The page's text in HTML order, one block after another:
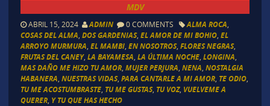
MDV
ABRIL 15, 2024 ADMIN 0 COMMENTS ALMA ROCA
COSAS DEL ALMA DOS GARDENIAS, EL AMOR DE MI BOHIO, EL
ARROYO MURMURA EL MAMBI, EN NOSOTROS, FLORES NEGRAS,
FRUTAS DEL CANEY, LA BAYAMESA LA ÚLTIMA NOCHE, LONGINA
MAS DAÑO ME HIZO TU AMOR, MUJER PERJURA NENA NOSTALGIA
HABANERA NUESTRAS VIDAS, PARA CANTARLE A MI AMOR, TE ODIO,
TU ME ACOSTUMBRASTE, TU ME GUSTAS, TU VOZ, VUELVEME A
QUERER, Y TU QUE HAS HECHO